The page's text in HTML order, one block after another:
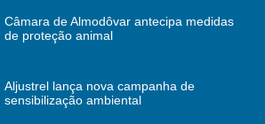
Câmara de Almodôvar antecipa medidas
de proteção animal
Aljustrel lança nova campanha de
sensibilização ambiental